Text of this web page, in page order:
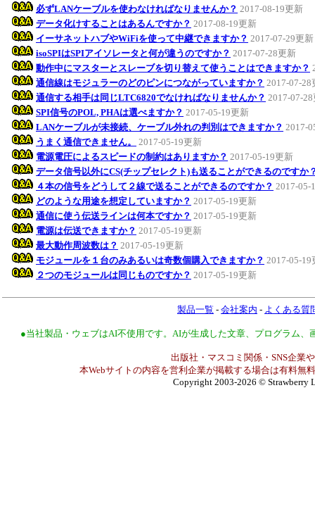
必ずLANケーブルを使わなければなりませんか？ 2017-08-19更新
データ化けすることはあるんですか？ 2017-08-19更新
イーサネットハブやWiFiを使って中継できますか？ 2017-07-29更新
isoSPIはSPIアイソレータと何が違うのですか？ 2017-07-28更新
動作中にマスターとスレーブを切り替えて使うことはできますか？
通信線はモジュラーのどのピンにつながっていますか？ 2017-07-28
通信する相手は同じLTC6820でなければなりませんか？ 2017-07-
SPI信号のPOL, PHAは選べますか？ 2017-05-19更新
LANケーブルが未接続、ケーブル外れの判別はできますか？ 2017-
うまく通信できません。
2017-05-19更新
電源電圧によるスピードの制約はありますか？ 2017-05-19更新
データ信号以外にCS(チップセレクト)も送ることができるのですか
４本の信号をどうして２線で送ることができるのですか？ 2017-05-
どのような用途を想定していますか？ 2017-05-19更新
通信に使う伝送ラインは何本ですか？ 2017-05-19更新
電源は伝送できますか？ 2017-05-19更新
最大動作周波数は？ 2017-05-19更新
モジュールを１台のみあるいは奇数個購入できますか？ 2017-05-19
２つのモジュールは同じものですか？ 2017-05-19更新
製品一覧 - 会社案内 - よくある質
●当社製品・ウェブはAI不使用です。AIが生成した文章、プログラム
出版社・マスコミ関係・SNS企業
本Webサイトの内容を営利企業が掲載する場合は有料無
Copyright 2003-2026 © Strawberry